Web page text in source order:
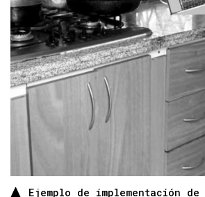
Ejemplo de implementación de